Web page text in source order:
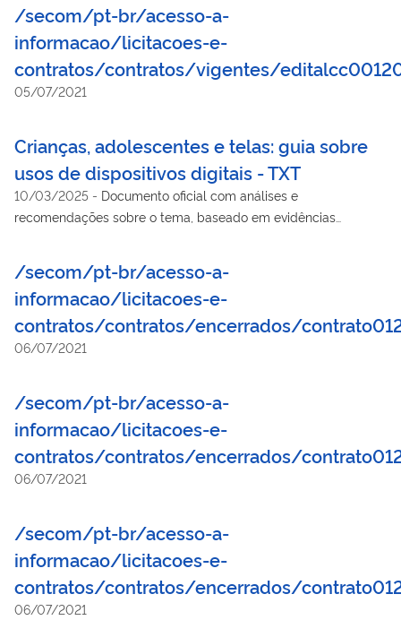
/secom/pt-br/acesso-a-
informacao/licitacoes-e-
contratos/contratos/vigentes/
05/07/2021
Crianças, adolescentes e telas: guia sobre
usos de dispositivos digitais - TXT
10/03/2025 - Documento oficial com análises e
recomendações sobre o tema, baseado em evidências
saudável.
/secom/pt-br/acesso-a-
informacao/licitacoes-e-
contratos/contratos/encerrados/
06/07/2021
/secom/pt-br/acesso-a-
informacao/licitacoes-e-
contratos/contratos/encerrados/
06/07/2021
/secom/pt-br/acesso-a-
informacao/licitacoes-e-
contratos/contratos/encerrados/
06/07/2021